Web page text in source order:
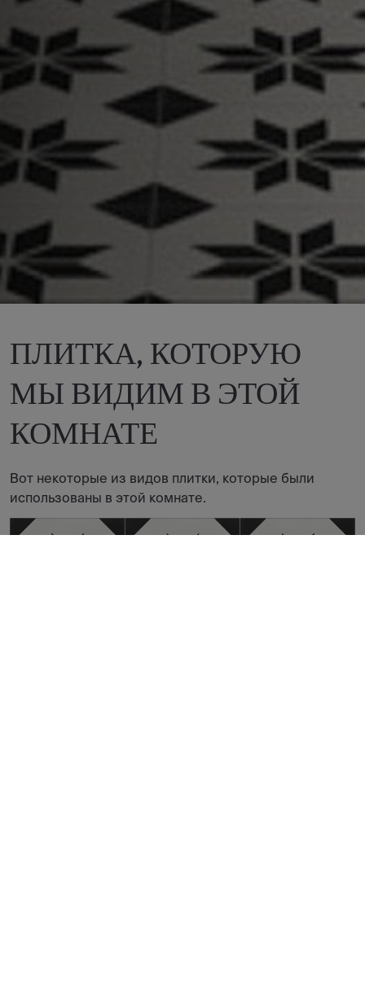
ПЛИТКА, КОТОРУЮ
МЫ ВИДИМ В ЭТОЙ
КОМНАТЕ
Вот некоторые из видов плитки, которые были
использованы в этой комнате.